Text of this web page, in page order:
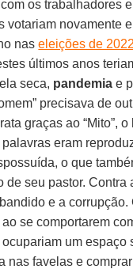
os trabalhadores
votariam novamente
naseleições de 2022
últimos anos
seca, pandemia e
precisava de
graças ao “Mito”, o
eram
o que
de seu pastor. Contra
e a corrupção.
se comportarem
um espaço
nas favelas e